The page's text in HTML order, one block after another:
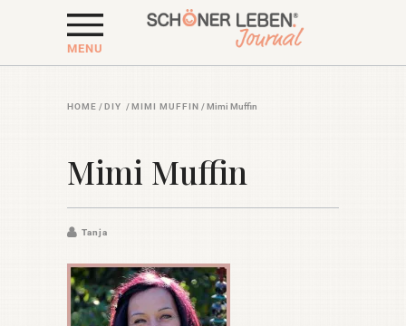
MENU
HOME /DIY /MIMI MUFFIN /Mimi Muffin
Mimi Muffin
Tanja